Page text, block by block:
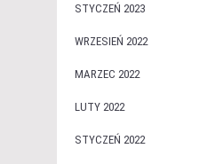
STYCZEŃ 2023
WRZESIEŃ 2022
MARZEC 2022
LUTY 2022
STYCZEŃ 2022